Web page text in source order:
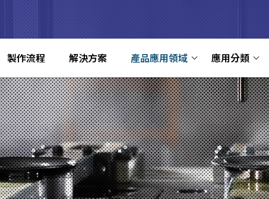
製作流程 解決方案 產品應用領域 應用分類